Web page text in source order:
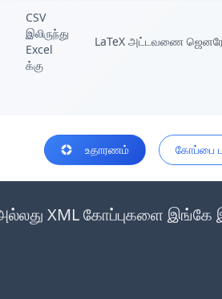
CSV
இலிருந்து
Excel
க்கு
LaTeX அட்டவணை
உதாரணம் கோப்பை
XML கோப்புகளை இங்கே